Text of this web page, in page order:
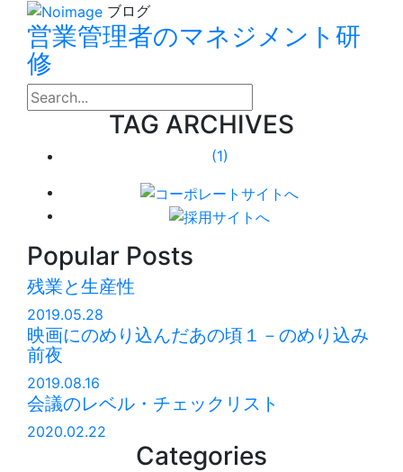
ブログ
営業管理者のマネジメント研
修
search
TAG ARCHIVES
(1)
Popular Posts
残業と生産性
2019.05.28
映画にのめり込んだあの頃１－のめり込み
前夜
2019.08.16
会議のレベル・チェックリスト
2020.02.22
Categories